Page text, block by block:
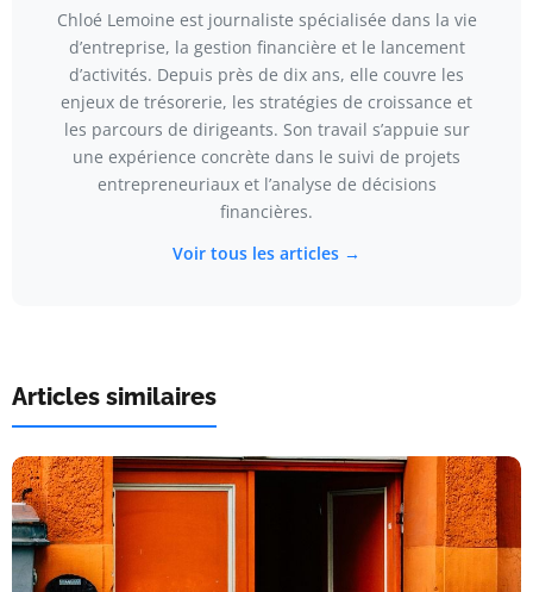
Chloé Lemoine est journaliste spécialisée dans la vie
d’entreprise, la gestion financière et le lancement
d’activités. Depuis près de dix ans, elle couvre les
enjeux de trésorerie, les stratégies de croissance et
les parcours de dirigeants. Son travail s’appuie sur
une expérience concrète dans le suivi de projets
entrepreneuriaux et l’analyse de décisions
financières.
Voir tous les articles →
Articles similaires